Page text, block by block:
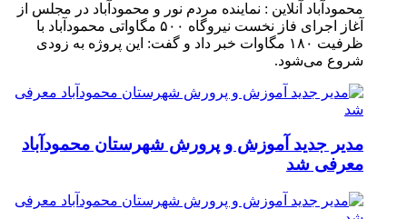
محمودآباد آنلاین : نماینده مردم نور و محمودآباد در مجلس از
آغاز اجرای فاز نخست نیروگاه ۵۰۰ مگاواتی محمودآباد با
ظرفیت ۱۸۰ مگاوات خبر داد و گفت: این پروژه به زودی
شروع می‌شود.
مدیر جدید آموزش و پرورش شهرستان محمودآباد
معرفی شد